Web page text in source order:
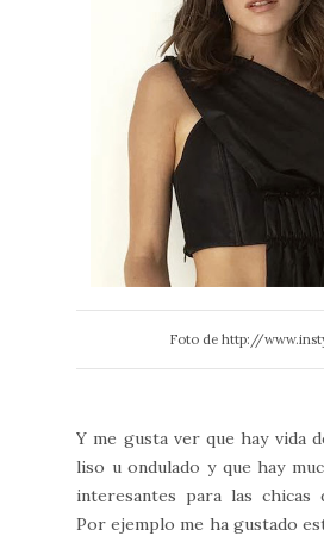
Foto de http://
Y me gusta ver que hay vida
liso u ondulado y que hay
interesantes para las chicas
Por ejemplo me ha gustado